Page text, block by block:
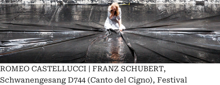
ROMEO CASTELLUCCI | FRANZ SCHUBERT,
Schwanengesang D744 (Canto del Cigno), Festival